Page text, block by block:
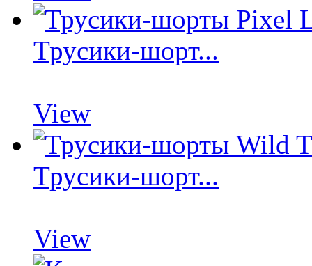
Трусики-шорт...
View
Трусики-шорт...
View